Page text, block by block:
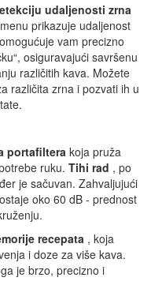
udaljenosti zrna
prikazuje udaljenost
vam precizno
osiguravajući savršenu
različitih kava. Možete
različita zrna i pozvati ih u
portafiltera koja pruža
ruku. Tihi rad , po
je sačuvan. Zahvaljujući
oko 60 dB - prednost
recepata , koja
i doze za više kava.
je brzo, precizno i